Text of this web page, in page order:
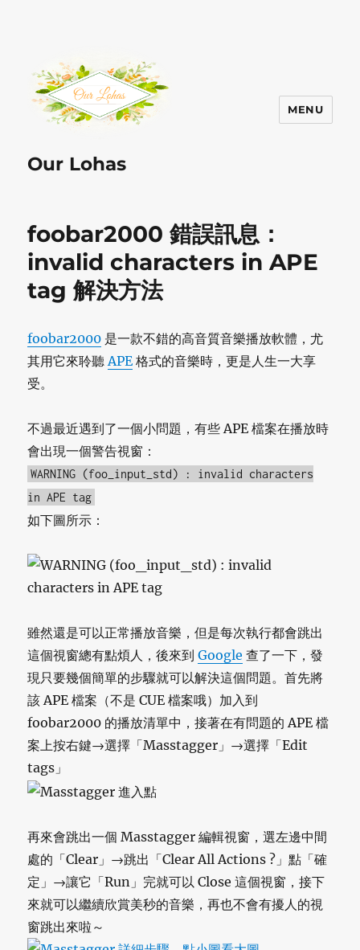
Our Lohas
MENU
foobar2000 錯誤訊息：
invalid characters in APE
tag 解決方法
foobar2000 是一款不錯的高音質音樂播放軟體，尤
其用它來聆聽 APE 格式的音樂時，更是人生一大享
受。
不過最近遇到了一個小問題，有些 APE 檔案在播放時
會出現一個警告視窗：
WARNING (foo_input_std) : invalid characters
in APE tag
如下圖所示：
雖然還是可以正常播放音樂，但是每次執行都會跳出
這個視窗總有點煩人，後來到Google 查了一下，發
現只要幾個簡單的步驟就可以解決這個問題。首先將
該 APE 檔案（不是 CUE 檔案哦）加入到
foobar2000 的播放清單中，接著在有問題的 APE 檔
案上按右鍵→選擇「Masstagger」→選擇「Edit
tags」
再來會跳出一個 Masstagger 編輯視窗，選左邊中間
處的「Clear」→跳出「Clear All Actions ?」點「確
定」→讓它「Run」完就可以 Close 這個視窗，接下
來就可以繼續欣賞美秒的音樂，再也不會有擾人的視
窗跳出來啦～